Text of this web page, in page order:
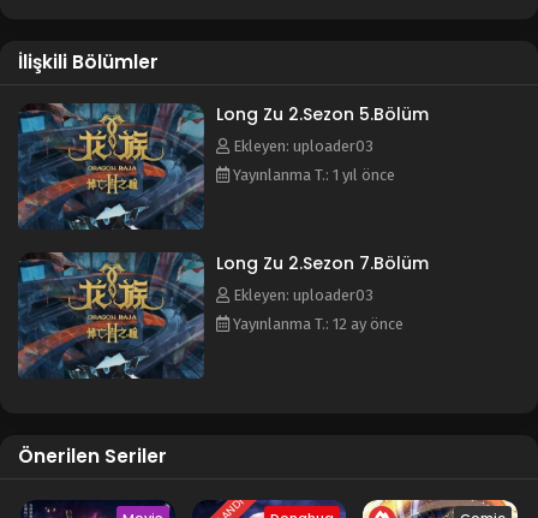
İlişkili Bölümler
Long Zu 2.Sezon 5.Bölüm
Ekleyen: uploader03
Yayınlanma T.: 1 yıl önce
Long Zu 2.Sezon 7.Bölüm
Ekleyen: uploader03
Yayınlanma T.: 12 ay önce
Önerilen Seriler